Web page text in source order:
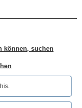
können, suchen